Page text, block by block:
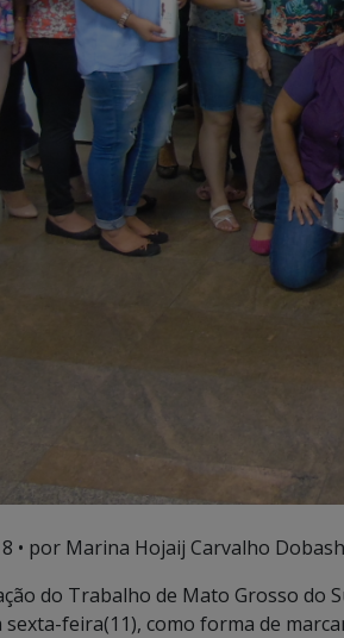
• por Marina Hojaij Carvalho
do Trabalho de Mato Grosso do
feira(11), como forma de